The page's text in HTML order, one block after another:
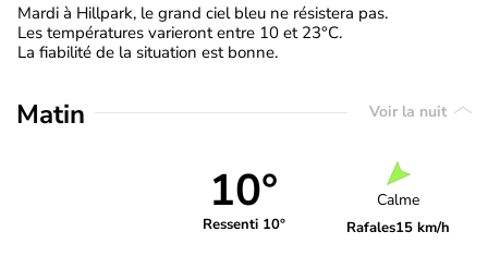
Mardi à Hillpark, le grand ciel bleu ne résistera pas.
Les températures varieront entre 10 et 23°C.
La fiabilité de la situation est bonne.
Matin Voir la nuit
10°
Ressenti 10°
Calme
Rafales15 km/h